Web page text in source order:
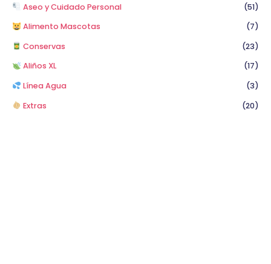
Aseo y Cuidado Personal
(51)
Alimento Mascotas
(7)
Conservas
(23)
Aliños XL
(17)
Línea Agua
(3)
Extras
(20)